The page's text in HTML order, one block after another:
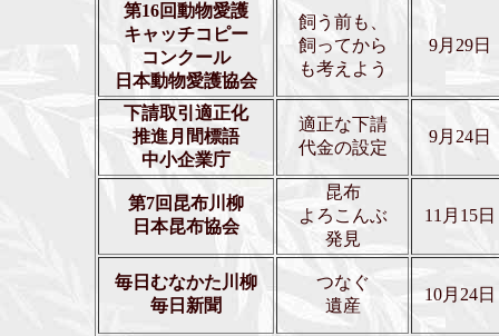
第16回動物愛護
キャッチコピー
コンクール
日本動物愛護協会
飼う前も、
飼ってから
も考えよう
9月29日
下請取引適正化
推進月間標語
中小企業庁
適正な下請
代金の設定
9月24日
第7回昆布川柳
日本昆布協会
昆布
よろこんぶ
発見
11月15日
毎日むなかた川柳
毎日新聞
つなぐ
遺産
10月24日